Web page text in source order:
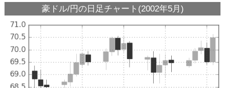
豪ドル/円の日足チャート(2002年5月)